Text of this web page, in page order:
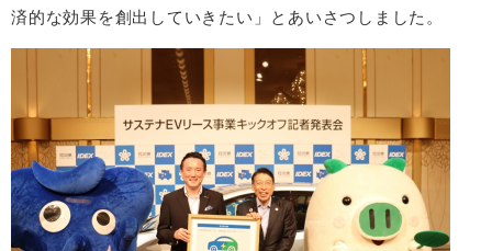
済的な効果を創出していきたい」とあいさつしました。